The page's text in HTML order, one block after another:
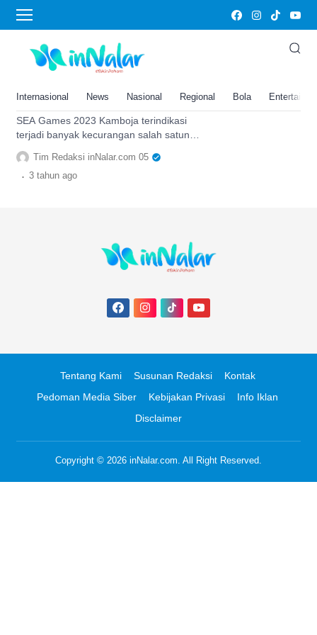
Internasional News Nasional Regional Bola
Safira Dwi Meilani
5 Indikasi Kecurangan yang
Terjadi di SEA Games 2023
‘Joki’ Zhou Meng
SEA Games 2023 Kamboja terindikasi
terjadi banyak kecurangan salah satunya
kecurigaan tentang Zhou Meng atau
Chourng Meng
Tim Redaksi inNalar.com 05
. 3 tahun ago
Tentang Kami Susunan Redaksi
Kontak
Pedoman Media Siber
Kebijakan Privasi
Info Iklan
Disclaimer
Copyright © 2026 inNalar.com. All Right Reserved.